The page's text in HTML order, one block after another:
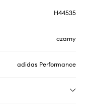
H44535
czarny
adidas Performance